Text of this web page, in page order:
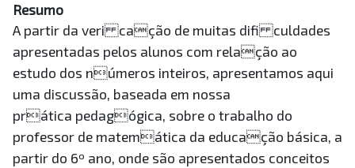
Resumo
A partir da veri cação de muitas difi culdades
apresentadas pelos alunos com relação ao
estudo dos números inteiros, apresentamos aqui
uma discussão, baseada em nossa
prática pedagógica, sobre o trabalho do
professor de matemática da educação básica, a
partir do 6º ano, onde são apresentados conceitos